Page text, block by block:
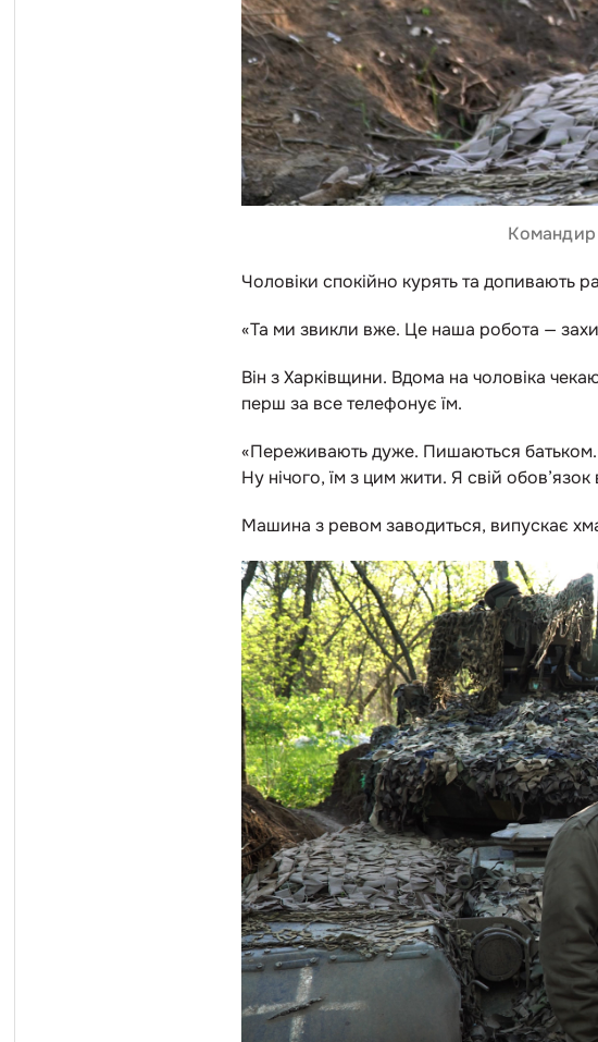
Командир
Чоловіки спокійно курять та допивають
«Та ми звикли вже. Це наша робота —
Він з Харківщини. Вдома на чоловіка
перш за все телефонує їм.
«Переживають дуже. Пишаються батьком.
Ну нічого, їм з цим жити. Я свій
Машина з ревом заводиться, випускає